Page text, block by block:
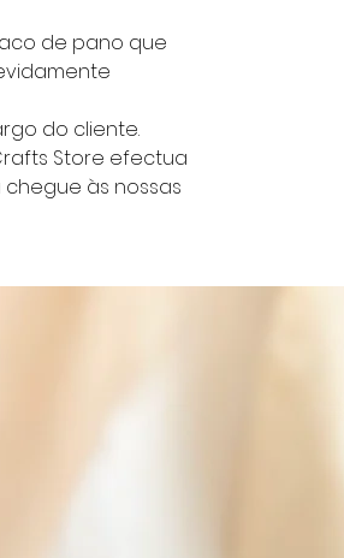
de pano que
do cliente.
Store efectua
às nossas